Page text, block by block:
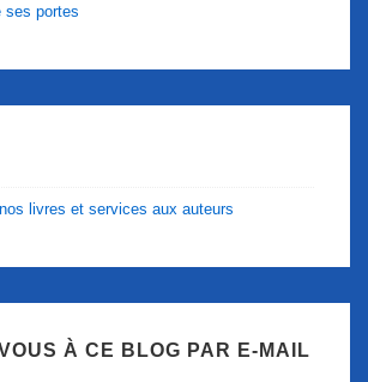
ses portes
livres et services aux auteurs
À CE BLOG PAR E-MAIL